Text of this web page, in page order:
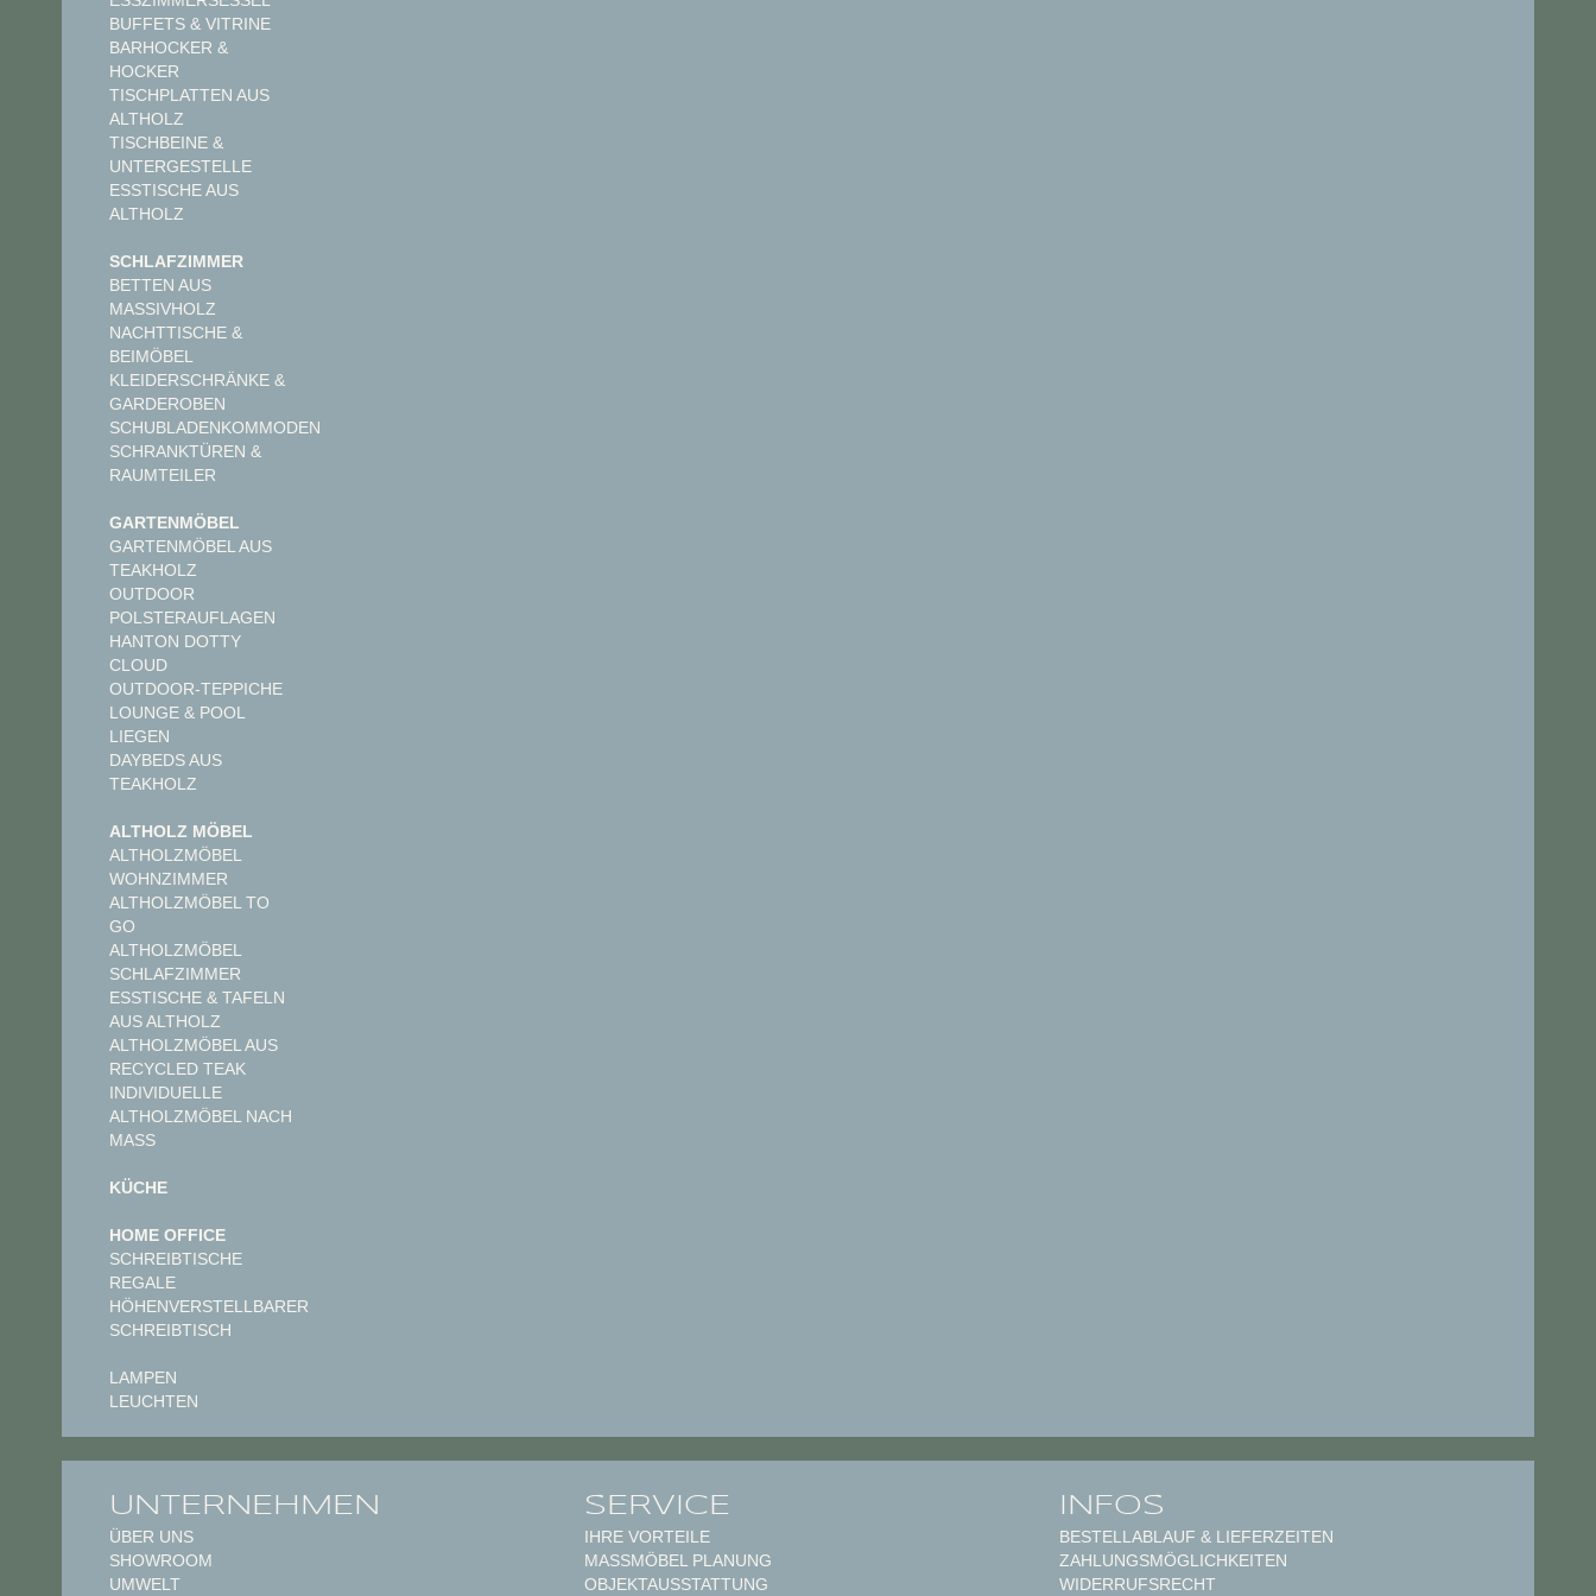
BUFFETS & VITRINE
BARHOCKER &
HOCKER
TISCHPLATTEN AUS
ALTHOLZ
TISCHBEINE &
UNTERGESTELLE
ESSTISCHE AUS
ALTHOLZ
SCHLAFZIMMER
BETTEN AUS
MASSIVHOLZ
NACHTTISCHE &
BEIMÖBEL
KLEIDERSCHRÄNKE &
GARDEROBEN
SCHUBLADENKOMMODEN
SCHRANKTÜREN &
RAUMTEILER
GARTENMÖBEL
GARTENMÖBEL AUS
TEAKHOLZ
OUTDOOR
POLSTERAUFLAGEN
HANTON DOTTY
CLOUD
OUTDOOR-TEPPICHE
LOUNGE & POOL
LIEGEN
DAYBEDS AUS
TEAKHOLZ
ALTHOLZ MÖBEL
ALTHOLZMÖBEL
WOHNZIMMER
ALTHOLZMÖBEL TO
GO
ALTHOLZMÖBEL
SCHLAFZIMMER
ESSTISCHE & TAFELN
AUS ALTHOLZ
ALTHOLZMÖBEL AUS
RECYCLED TEAK
INDIVIDUELLE
ALTHOLZMÖBEL NACH
MASS
KÜCHE
HOME OFFICE
SCHREIBTISCHE
REGALE
HÖHENVERSTELLBARER
SCHREIBTISCH
LAMPEN
LEUCHTEN
UNTERNEHMEN
ÜBER UNS
SHOWROOM
UMWELT
SERVICE
IHRE VORTEILE
MASSMÖBEL PLANUNG
OBJEKTAUSSTATTUNG
INFOS
BESTELLABLAUF & LIEFERZEITEN
ZAHLUNGSMÖGLICHKEITEN
WIDERRUFSRECHT